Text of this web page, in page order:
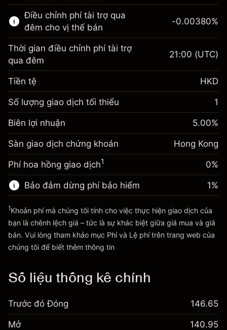
Tìm hiểu thêm về:
CFD
Biên lợi nhuận. Đầu tư
của bạn
Điều chỉnh phí tài trợ
qua đêm
Phí được tính trên toàn bộ
giá trị vị thế.
-0.018119%
(-HK$3.62)
Quy mô giao dịch với đòn bẩy
HK$20,000.00
Tiền từ đòn bẩy ~ $ HK$19,000.00
Đi đến nền tảng
Điều chỉnh phí tài trợ qua
đêm cho vị thế bán
Biên lợi nhuận. Đầu tư
của bạn
HK$1,000.00
Điều chỉnh phí tài trợ
qua đêm
Phí được tính trên toàn bộ
giá trị vị thế.
-0.003799
%
Quy mô giao dịch với đòn bẩy
~
Tiền từ đòn bẩy ~ $
HK$19,000.00
Đi đến nền tảng
-0.00380%
Thời gian điều chỉnh phí tài trợ
qua đêm
21:00 (UTC)
Tiền tệ HKD
Số lượng giao dịch tối thiểu 1
Biên lợi nhuận 5.00%
Sàn giao dịch chứng khoán Hong Kong
Phí hoa hồng giao dịch1 0%
Bảo đảm dừng phí bảo hiểm
Phí và Lệ phí
1%
1Khoản phí mà chúng tôi tính cho việc thực hiện giao dịch của
bạn là chênh lệch giá – tức là sự khác biệt giữa giá mua và giá
bán. Vui lòng tham khảo mục Phí và Lệ phítrên trang web của
chúng tôi để biết thêm thông tin
Số liệu thống kê chính
Trước đó Đóng 146.65
Mở 140.95